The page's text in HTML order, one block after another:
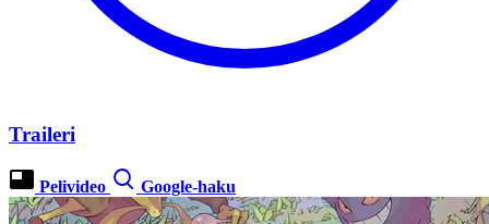
Traileri
Pelivideo Google-haku